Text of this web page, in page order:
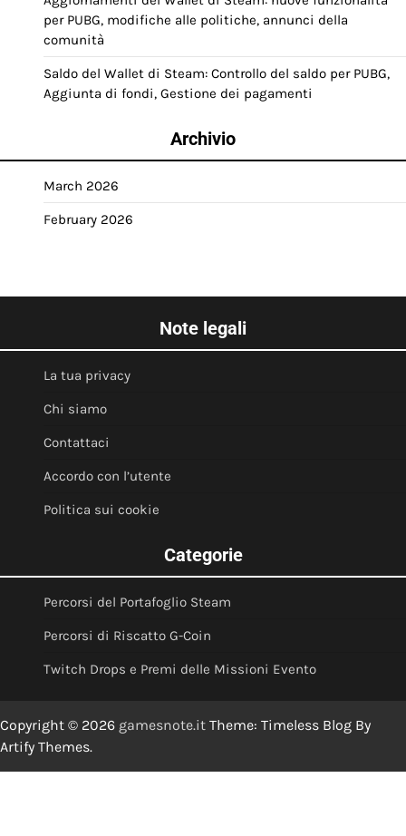
per PUBG, modifiche alle politiche, annunci della
comunità
Saldo del Wallet di Steam: Controllo del saldo per PUBG,
Aggiunta di fondi, Gestione dei pagamenti
Archivio
March 2026
February 2026
Note legali
La tua privacy
Chi siamo
Contattaci
Accordo con l’utente
Politica sui cookie
Categorie
Percorsi del Portafoglio Steam
Percorsi di Riscatto G-Coin
Twitch Drops e Premi delle Missioni Evento
Copyright © 2026 gamesnote.it Theme: Timeless Blog By
Artify Themes.